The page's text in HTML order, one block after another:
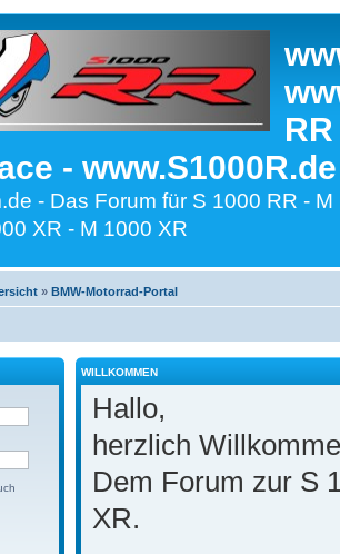
-
- Das Forum für S 1000 RR -
XR - M 1000 XR
» BMW-Motorrad-Portal
WILLKOMMEN
Hallo,
herzlich
Dem Forum zur S
XR.